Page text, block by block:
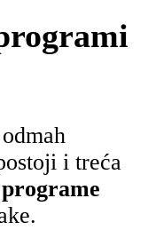
i treća